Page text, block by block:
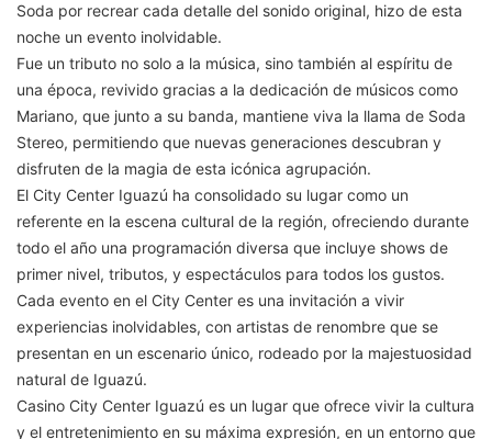
Soda por recrear cada detalle del sonido original, hizo de esta
noche un evento inolvidable.
Fue un tributo no solo a la música, sino también al espíritu de
una época, revivido gracias a la dedicación de músicos como
Mariano, que junto a su banda, mantiene viva la llama de Soda
Stereo, permitiendo que nuevas generaciones descubran y
disfruten de la magia de esta icónica agrupación.
El City Center Iguazú ha consolidado su lugar como un
referente en la escena cultural de la región, ofreciendo durante
todo el año una programación diversa que incluye shows de
primer nivel, tributos, y espectáculos para todos los gustos.
Cada evento en el City Center es una invitación a vivir
experiencias inolvidables, con artistas de renombre que se
presentan en un escenario único, rodeado por la majestuosidad
natural de Iguazú.
Casino City Center Iguazú es un lugar que ofrece vivir la cultura
y el entretenimiento en su máxima expresión, en un entorno que